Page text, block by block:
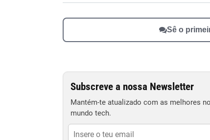
Sê o
Subscreve a nossa Newsletter
Mantém-te atualizado com as melhores
mundo tech.